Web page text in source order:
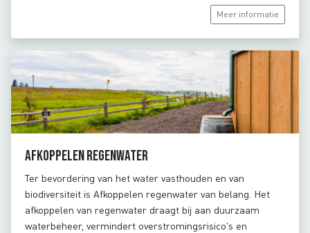
Meer informatie
Afkoppelen regenwater
Ter bevordering van het water vasthouden en van
biodiversiteit is Afkoppelen regenwater van belang. Het
afkoppelen van regenwater draagt bij aan duurzaam
waterbeheer, vermindert overstromingsrisico's en